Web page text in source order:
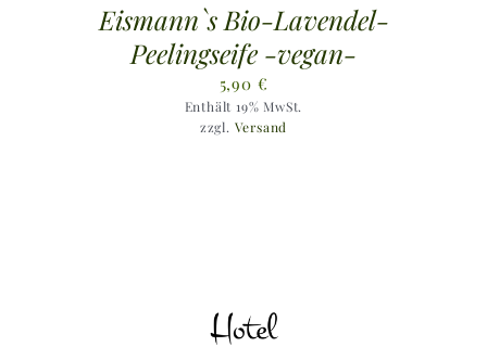
Eismann`s Bio-Lavendel-
Peelingseife -vegan-
5,90 €
Enthält 19% MwSt.
zzgl. Versand